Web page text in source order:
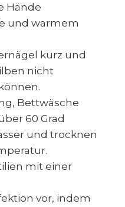
Hände
und warmem
kurz und
nicht
Bettwäsche
60 Grad
und trocknen
mit einer
vor, indem